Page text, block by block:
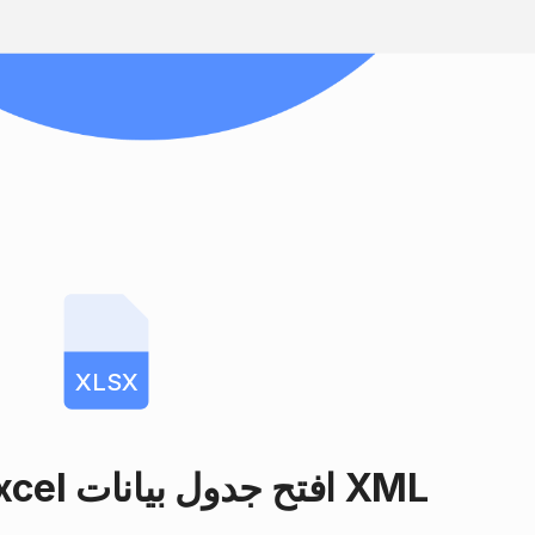
XLSX
Microsoft Excel افتح جدول بيانات XML